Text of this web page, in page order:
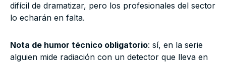
difícil de dramatizar, pero los profesionales del sector
lo echarán en falta.
Nota de humor técnico obligatorio: sí, en la serie
alguien mide radiación con un detector que lleva en